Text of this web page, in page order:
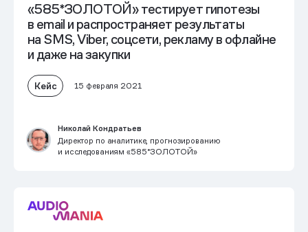
«585*ЗОЛОТОЙ» тестирует гипотезы
в email и распространяет результаты
на SMS, Viber, соцсети, рекламу в офлайне
и даже на закупки
Кейс 15 февраля 2021
Николай Кондратьев
Директор по аналитике, прогнозированию
и исследованиям «585*ЗОЛОТОЙ»